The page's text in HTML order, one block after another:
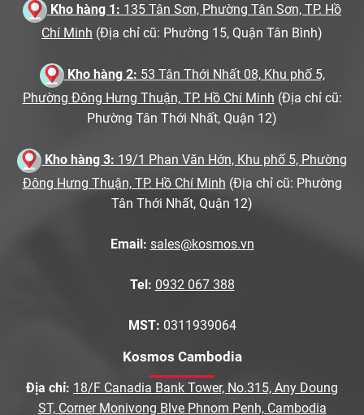
Kho hàng 1: 135 Tân Sơn, Phường Tân Sơn, TP. Hồ
Chí Minh (Địa chỉ cũ: Phường 15, Quận Tân Bình)
Kho hàng 2: 53 Tân Thới Nhất 08, Khu phố 5,
Phường Đông Hưng Thuận, TP. Hồ Chí Minh (Địa chỉ cũ:
Phường Tân Thới Nhất, Quận 12)
Kho hàng 3: 19/1 Phan Văn Hớn, Khu phố 5, Phường
Đông Hưng Thuận, TP. Hồ Chí Minh (Địa chỉ cũ: Phường
Tân Thới Nhất, Quận 12)
Email: sales@kosmos.vn
Tel: 0932 067 388
MST: 0311939064
Kosmos Cambodia
Địa chỉ: 18/F Canadia Bank Tower, No.315, Any Doung
ST, Corner Monivong Blve Phnom Penh, Cambodia